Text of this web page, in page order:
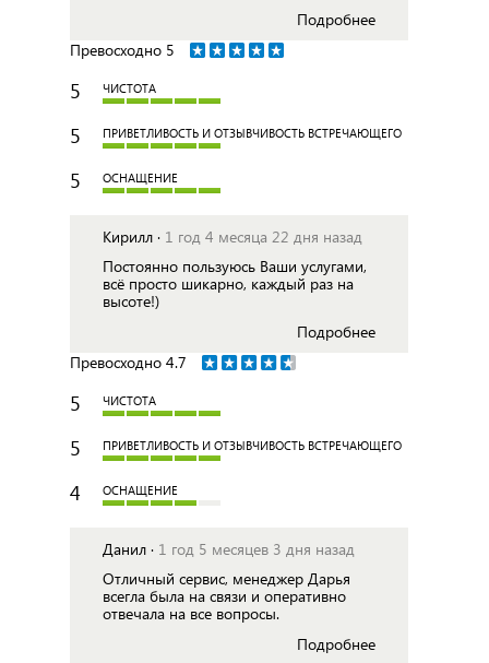
Подробнее
Превосходно 5
5 ЧИСТОТА
5 ПРИВЕТЛИВОСТЬ И ОТЗЫВЧИВОСТЬ ВСТРЕЧАЮЩЕГО
5 ОСНАЩЕНИЕ
Кирилл · 1 год 4 месяца 22 дня назад
Постоянно пользуюсь Ваши услугами,
всё просто шикарно, каждый раз на
высоте!)
Подробнее
Превосходно 4.7
5 ЧИСТОТА
5 ПРИВЕТЛИВОСТЬ И ОТЗЫВЧИВОСТЬ ВСТРЕЧАЮЩЕГО
4 ОСНАЩЕНИЕ
Данил · 1 год 5 месяцев 3 дня назад
Отличный сервис, менеджер Дарья
всегла была на связи и оперативно
отвечала на все вопросы.
Подробнее